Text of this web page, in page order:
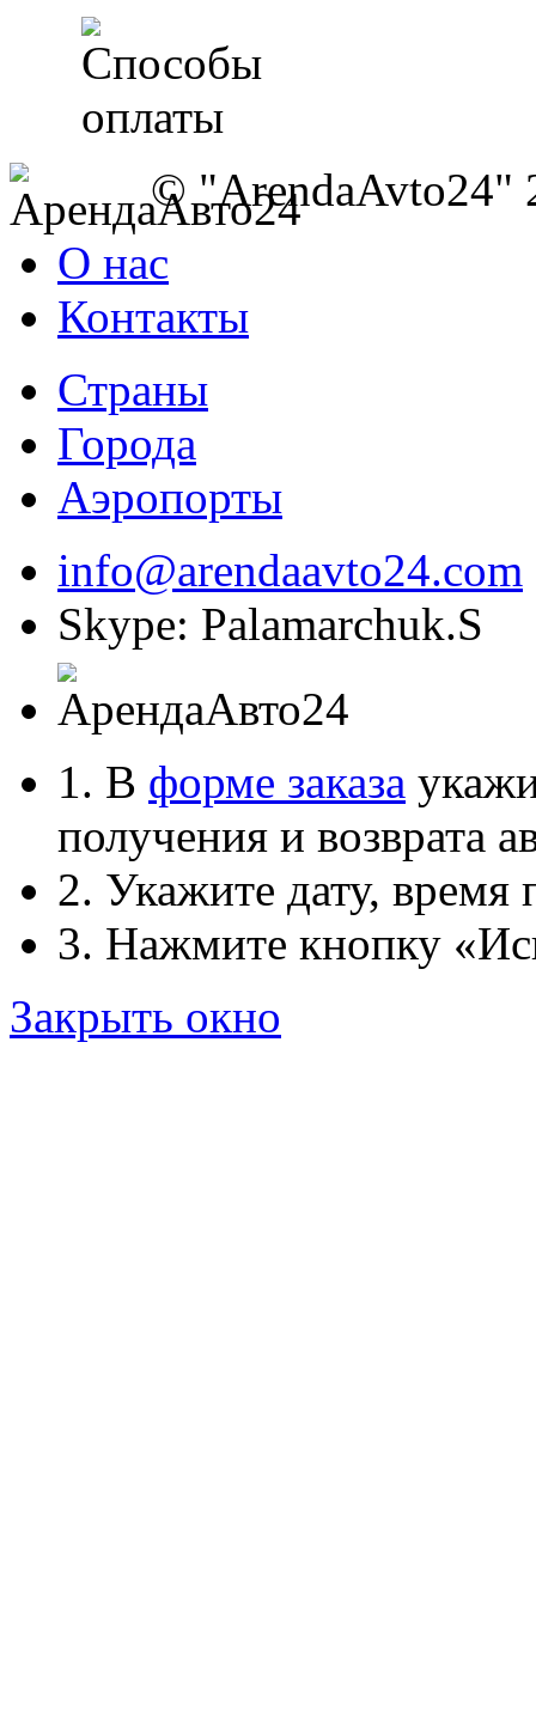
© "ArendaAvto24"
О нас
Контакты
Страны
Города
Аэропорты
info@arendaavto24.com
Skype: Palamarchuk.S
1. В форме заказа
получения и возврата
2. Укажите дату, время
3. Нажмите кнопку
Закрыть окно